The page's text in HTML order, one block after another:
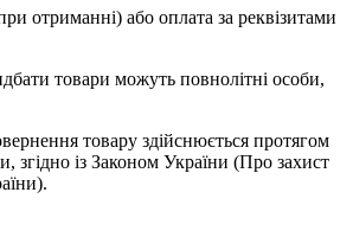
отриманні) або оплата за реквізитами
товари можуть повнолітні особи,
товару здійснюється протягом
згідно із Законом України (Про захист